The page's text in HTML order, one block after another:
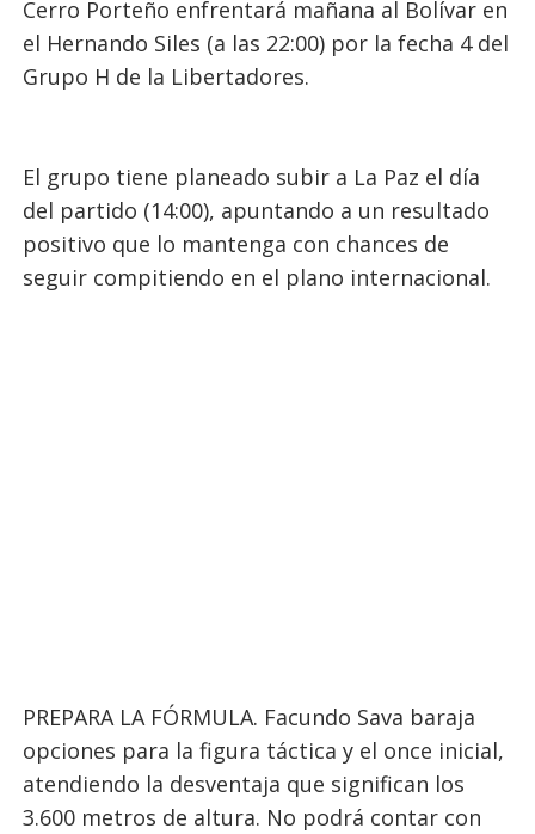
Cerro Porteño enfrentará mañana al Bolívar en
el Hernando Siles (a las 22:00) por la fecha 4 del
Grupo H de la Libertadores.
El grupo tiene planeado subir a La Paz el día
del partido (14:00), apuntando a un resultado
positivo que lo mantenga con chances de
seguir compitiendo en el plano internacional.
PREPARA LA FÓRMULA. Facundo Sava baraja
opciones para la figura táctica y el once inicial,
atendiendo la desventaja que significan los
3.600 metros de altura. No podrá contar con